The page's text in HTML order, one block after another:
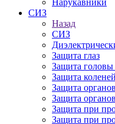
Нарукавники
СИЗ
Назад
СИЗ
Защита глаз
Защита
Защита коленей
Защита
Защита
Защита при
Защита при